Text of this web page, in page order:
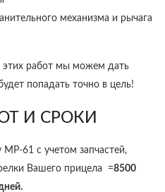
механизма и рычага
этих работ мы можем дать
попадать точно в цель!
И СРОКИ
61 с учетом запчастей,
Вашего прицела =8500